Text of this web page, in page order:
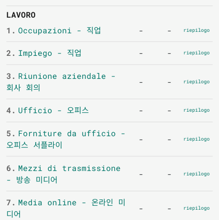
LAVORO
1. Occupazioni - 직업 - - riepilogo
2. Impiego - 직업 - - riepilogo
3. Riunione aziendale -
회사 회의
- - riepilogo
4. Ufficio - 오피스 - - riepilogo
5. Forniture da ufficio -
오피스 서플라이
- - riepilogo
6. Mezzi di trasmissione
- 방송 미디어
- - riepilogo
7. Media online - 온라인 미
디어
- - riepilogo